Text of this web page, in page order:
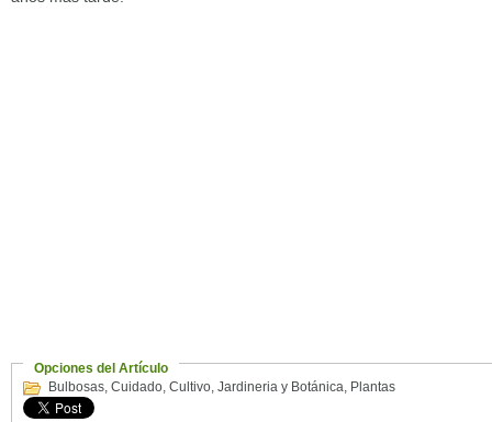
Opciones del Artículo
Bulbosas, Cuidado, Cultivo, Jardineria y Botánica, Plantas